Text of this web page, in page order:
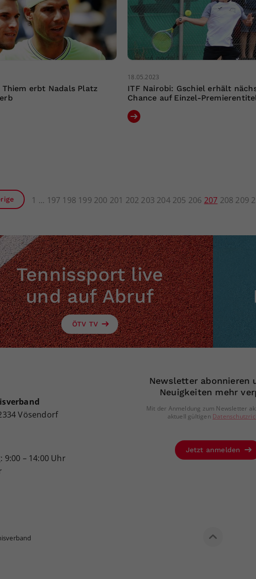
Thiem erbt Nadals Platz
18.05.2023
ITF Nairobi: Gschiel erhält
Chance auf Einzel-
1 197 198 199 200 201 202 203 204 205 206 207 208 209
Tennissport live
und auf Abruf
ÖTV TV
Vösendorf
– 14:00 Uhr
Newsletter abonnieren
Neuigkeiten mehr
Mit der Anmeldung zum Newsletter
aktuell gültigen
Jetzt anmelden